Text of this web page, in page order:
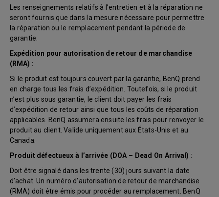
Les renseignements relatifs à l’entretien et à la réparation ne
seront fournis que dans la mesure nécessaire pour permettre
la réparation ou le remplacement pendant la période de
garantie.
Expédition pour autorisation de retour de marchandise
(RMA) :
Si le produit est toujours couvert par la garantie, BenQ prend
en charge tous les frais d’expédition. Toutefois, si le produit
n’est plus sous garantie, le client doit payer les frais
d’expédition de retour ainsi que tous les coûts de réparation
applicables. BenQ assumera ensuite les frais pour renvoyer le
produit au client. Valide uniquement aux États-Unis et au
Canada.
Produit défectueux à l’arrivée (DOA – Dead On Arrival) :
Doit être signalé dans les trente (30) jours suivant la date
d’achat. Un numéro d’autorisation de retour de marchandise
(RMA) doit être émis pour procéder au remplacement. BenQ